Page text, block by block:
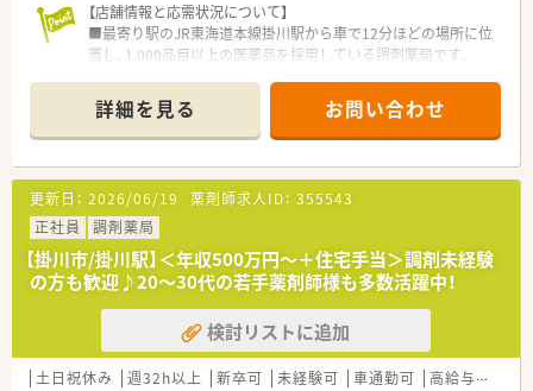
【店舗情報と応需状況について】
■最寄り駅のJR東海道本線掛川駅から車で12分ほどの場所に位
置し、1,000品目以上の医薬品を採用している調剤薬局です。
りの枚数は平均110枚ほどと、様々な科目に触れられる環境で
す。
■薬剤師は常時3名から5名体制の手厚い人員配置となってお
り、常に複数名で協力しながら安心して業務に当たることが可能
です。
【法人特徴について】
■1900年創業という120年以上の長い歴史を誇り、静岡県内に
特化したドミナント展開で地域から厚い信頼を得ている企業で
す。
■現在はツルハホールディングスグループの一員となり、大手チ
ェーンの安定感と地元企業の柔軟性を併せ持っているのが強み
です。
■全店舗に自動散薬分包機や監査システムを完備しており、薬剤
詳細を見る お問い合わせ
更新日： 2026/06/19 薬剤師求人ID： 355543
正社員
調剤薬局
【掛川市/掛川駅】＜年収500万円～＋住宅手当＞調剤未経験
の方も歓迎♪20～30代の若手薬剤師様も多数活躍中！
検討リストに追加
土日祝休み 週32h以上 新卒可 未経験可 車通勤可 高給与(600万円以上)